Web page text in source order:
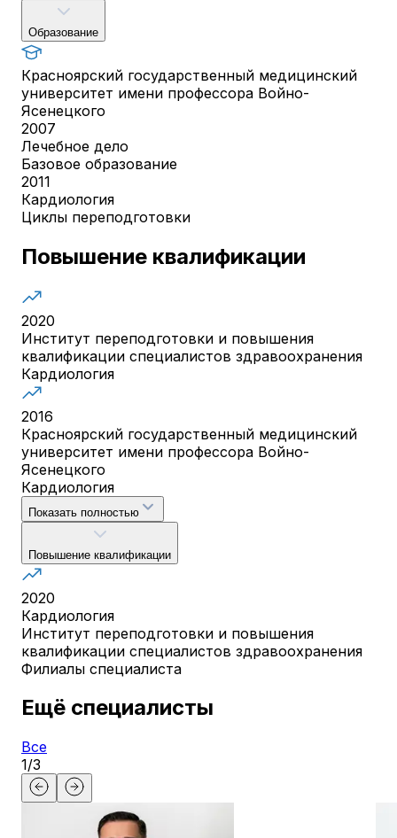
Образование
Красноярский государственный медицинский
университет имени профессора Войно-
Ясенецкого
2007
Лечебное дело
Базовое образование
2011
Кардиология
Циклы переподготовки
Повышение квалификации
2020
Институт переподготовки и повышения
квалификации специалистов здравоохранения
Кардиология
2016
Красноярский государственный медицинский
университет имени профессора Войно-
Ясенецкого
Кардиология
Показать полностью
Повышение квалификации
2020
Кардиология
Институт переподготовки и повышения
квалификации специалистов здравоохранения
Филиалы специалиста
Ещё специалисты
Все
1/3